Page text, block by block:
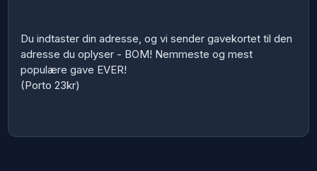
Du indtaster din adresse, og vi sender gavekortet til den
adresse du oplyser - BOM! Nemmeste og mest
populære gave EVER!
(Porto 23kr)